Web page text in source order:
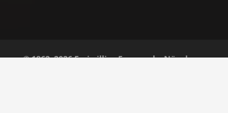
© 1862–2026 Freiwillige Feuerwehr Nürnberg-